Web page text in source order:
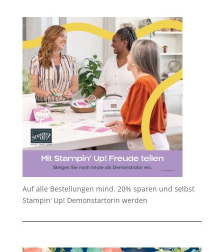
Auf alle Bestellungen mind. 20% sparen und selbst
Stampin‘ Up! Demonstartorin werden